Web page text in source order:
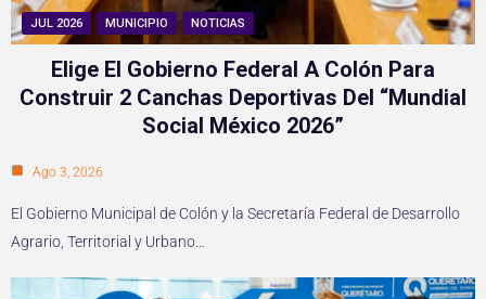
JUL 2026 MUNICIPIO NOTICIAS
Elige El Gobierno Federal A Colón Para
Construir 2 Canchas Deportivas Del “Mundial
Social México 2026”
Ago 3, 2026
El Gobierno Municipal de Colón y la Secretaría Federal de Desarrollo
Agrario, Territorial y Urbano…